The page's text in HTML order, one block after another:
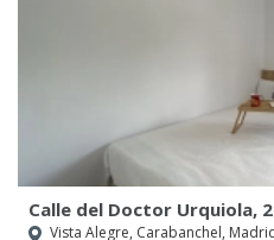
Calle del Doctor Urquiola,
Vista Alegre, Carabanchel,